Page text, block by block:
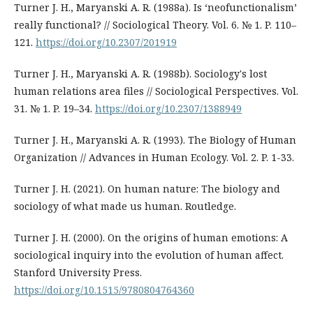
Turner J. H., Maryanski A. R. (1988a). Is ‘neofunctionalism’
really functional? // Sociological Theory. Vol. 6. № 1. P. 110–
121. https://doi.org/10.2307/201919
Turner J. H., Maryanski A. R. (1988b). Sociology's lost
human relations area files // Sociological Perspectives. Vol.
31. № 1. P. 19–34. https://doi.org/10.2307/1388949
Turner J. H., Maryanski A. R. (1993). The Biology of Human
Organization // Advances in Human Ecology. Vol. 2. P. 1-33.
Turner J. H. (2021). On human nature: The biology and
sociology of what made us human. Routledge.
Turner J. H. (2000). On the origins of human emotions: A
sociological inquiry into the evolution of human affect.
Stanford University Press.
https://doi.org/10.1515/9780804764360